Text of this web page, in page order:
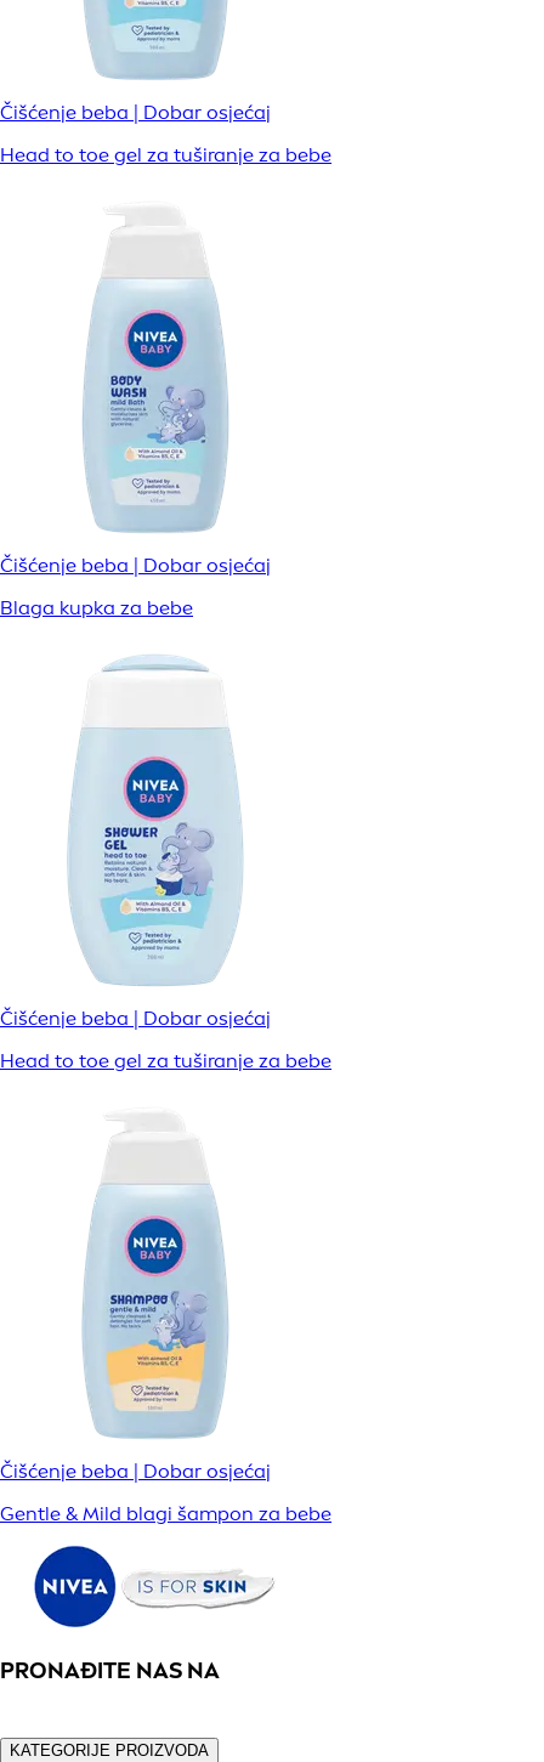
Čišćenje beba | Dobar osjećaj
Head to toe gel za tuširanje za bebe
Čišćenje beba | Dobar osjećaj
Blaga kupka za bebe
Čišćenje beba | Dobar osjećaj
Head to toe gel za tuširanje za bebe
Čišćenje beba | Dobar osjećaj
Gentle & Mild blagi šampon za bebe
PRONAĐITE NAS NA
KATEGORIJE PROIZVODA